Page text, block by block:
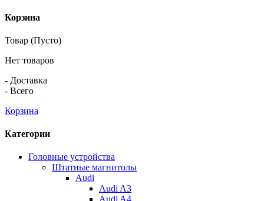
Корзина
Товар (Пусто)
Нет товаров
- Доставка
- Всего
Корзина
Категории
Головные устройства
Штатные магнитолы
Audi
Audi A3